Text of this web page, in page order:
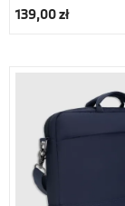
139,00 zł